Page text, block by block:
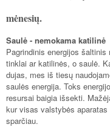
mėnesių.
Saulė - nemokama katilinė
Pagrindinis energijos
tinklai ar katilinės, o saulė.
dujas, mes iš tiesų
saulės energija. Toks
resursai baigia išsekti.
kur visas valstybės
sparčiau.